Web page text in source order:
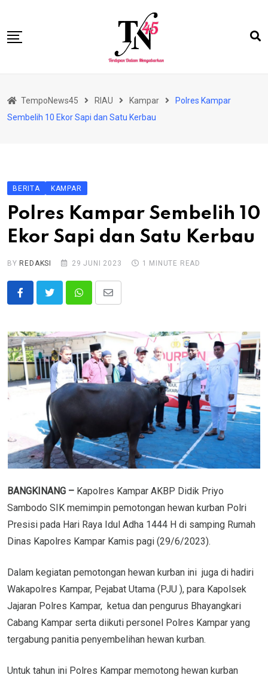
content
BISNIS
RIAU
PERISTIWA
OLAHRAGA
PENDIDIKAN
TempoNews45 RIAU Kampar
Polres Kampar
Sembelih 10 Ekor Sapi dan Satu Kerbau
BERITA KAMPAR
Polres Kampar Sembelih 10
Ekor Sapi dan Satu Kerbau
BY REDAKSI 29 JUNI 2023 1 MINUTE READ
WhatsappShare
Email
BANGKINANG – Kapolres Kampar AKBP Didik Priyo
Sambodo SIK memimpin pemotongan hewan kurban Polri
Presisi pada Hari Raya Idul Adha 1444 H di samping Rumah
Dinas Kapolres Kampar Kamis pagi (29/6/2023).
Dalam kegiatan pemotongan hewan kurban ini juga di hadiri
Wakapolres Kampar, Pejabat Utama (PJU ), para Kapolsek
Jajaran Polres Kampar, ketua dan pengurus Bhayangkari
Cabang Kampar serta diikuti personel Polres Kampar yang
tergabung panitia penyembelihan hewan kurban.
Untuk tahun ini Polres Kampar memotong hewan kurban